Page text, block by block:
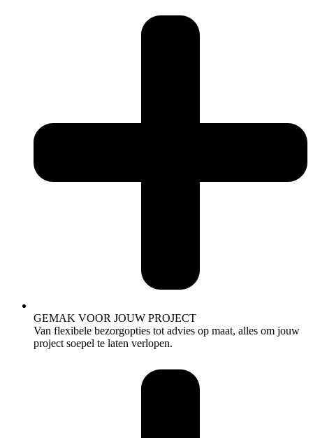
GEMAK VOOR JOUW PROJECT
Van flexibele bezorgopties tot advies op maat, alles om jouw
project soepel te laten verlopen.